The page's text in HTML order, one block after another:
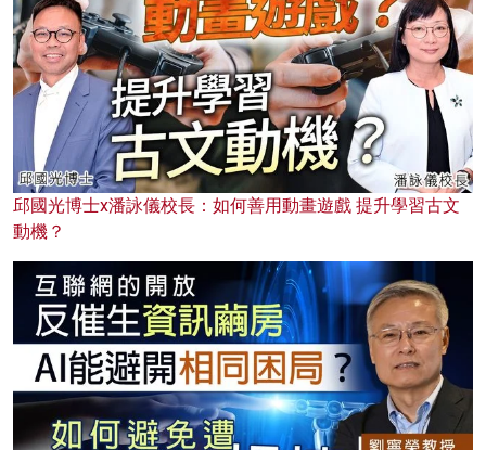
邱國光博士x潘詠儀校長：如何善用動畫遊戲 提升學習古文
動機？